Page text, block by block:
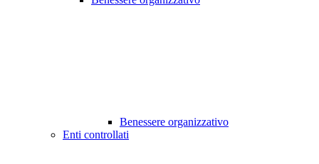
Benessere organizzativo
Enti controllati